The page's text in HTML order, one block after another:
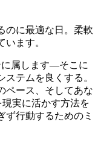
のに最適な日。柔軟
ます。
に属します—そこに
テムを良くする。
ペース、そしてあな
現実に活かす方法を
ず行動するためのミ